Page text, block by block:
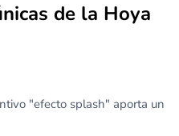
de la Hoya
"efecto splash" aporta un